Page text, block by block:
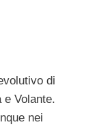
di
e Volante.
nei